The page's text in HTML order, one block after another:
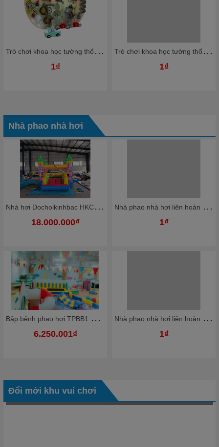
T
rò chơi khoa học tường thổi bóng nhựa Ziczac TTBKB05 Dochoikinhbac Trò chơi hấp dẫn trong nhà bóng
1₫
T
rò chơi khoa học tường thổi bóng nhựa Ziczac TTBKB03 Dochoikinhbac Trò chơi hấp dẫn trong nhà bóng
1₫
Nhà phao nhà hơi
N
hà hơi Dochoikinhbac HKCNH4
18.000.000₫
B
ập bênh phao hơi TPBB1 Dochoikinhbac Giải trí hấp dẫn khu vui chơi
6.250.001₫
N
hà phao nhà hơi liên hoàn NPNHKB03 Dochoikinhbac - Khu trò chơi phao hơi vui nhộn
1₫
N
hà phao nhà hơi liên hoàn NPNHKB02 Dochoikinhbac - Khu trò chơi phao hơi vui nhộn
1₫
Đổi mới khu vui chơi